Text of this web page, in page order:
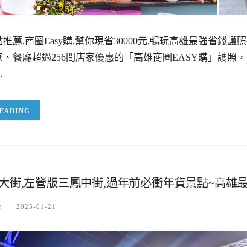
薦,商圈Easy購,幫你現省30000元,暢玩高雄最強省錢護
餐廳超過256間店家優惠的「高雄商圈EASY購」護照，
街,左營版三鳳中街,過年前必衝年貨景點~高雄
2025-01-21